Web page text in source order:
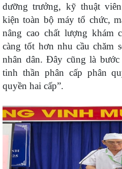
dưỡng trưởng, kỹ thuật
kiện toàn bộ máy tổ chức,
nâng cao chất lượng khám
càng tốt hơn nhu cầu chăm
nhân dân. Đây cũng là
tinh thần phân cấp phân
quyền hai cấp”.